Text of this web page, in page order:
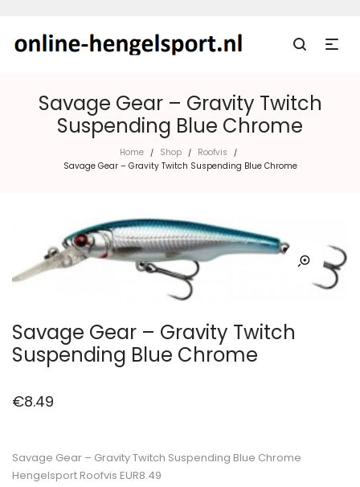
Savage Gear – Gravity Twitch
Suspending Blue Chrome
Home / Shop / Roofvis /
Savage Gear – Gravity Twitch Suspending Blue Chrome
Savage Gear – Gravity Twitch
Suspending Blue Chrome
€8.49
Savage Gear – Gravity Twitch Suspending Blue Chrome
Hengelsport Roofvis EUR8.49